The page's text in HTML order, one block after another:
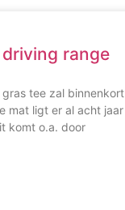
range
tee zal binnenkort
mat ligt er al acht jaar
komt o.a. door